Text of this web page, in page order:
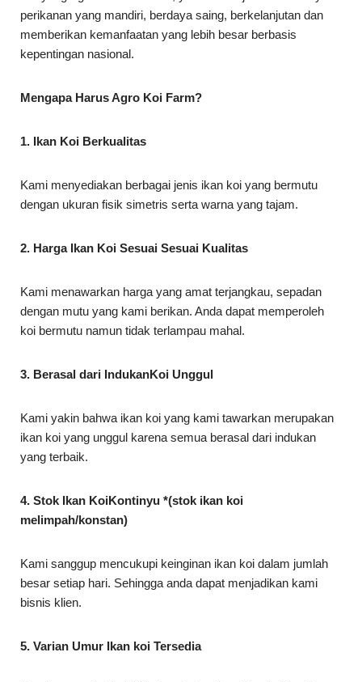
perikanan yang mandiri, berdaya saing, berkelanjutan dan
memberikan kemanfaatan yang lebih besar berbasis
kepentingan nasional.
Mengapa Harus Agro Koi Farm?
1. Ikan Koi Berkualitas
Kami menyediakan berbagai jenis ikan koi yang bermutu
dengan ukuran fisik simetris serta warna yang tajam.
2. Harga Ikan Koi Sesuai Sesuai Kualitas
Kami menawarkan harga yang amat terjangkau, sepadan
dengan mutu yang kami berikan. Anda dapat memperoleh
koi bermutu namun tidak terlampau mahal.
3. Berasal dari IndukanKoi Unggul
Kami yakin bahwa ikan koi yang kami tawarkan merupakan
ikan koi yang unggul karena semua berasal dari indukan
yang terbaik.
4. Stok Ikan KoiKontinyu *(stok ikan koi
melimpah/konstan)
Kami sanggup mencukupi keinginan ikan koi dalam jumlah
besar setiap hari. Sehingga anda dapat menjadikan kami
bisnis klien.
5. Varian Umur Ikan koi Tersedia